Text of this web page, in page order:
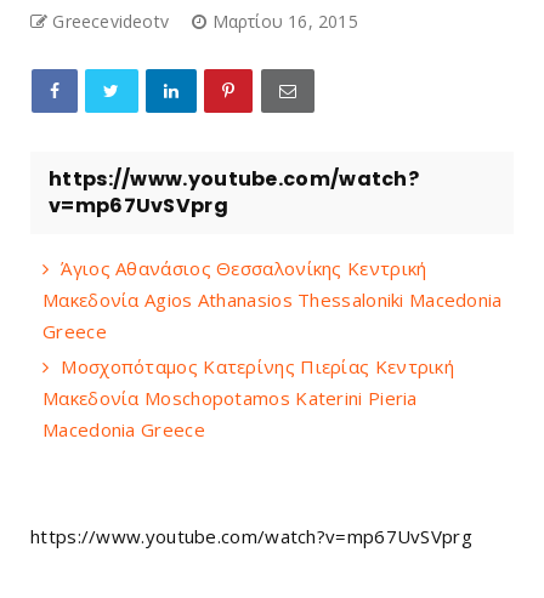
Greecevideotv Μαρτίου 16, 2015
https://www.youtube.com/watch?
v=mp67UvSVprg
Άγιος Αθανάσιος Θεσσαλονίκης Κεντρική
Μακεδονία Agios Athanasios Thessaloniki Macedonia
Greece
Μοσχοπόταμος Κατερίνης Πιερίας Κεντρική
Μακεδονία Moschopotamos Katerini Pieria
Macedonia Greece
https://www.youtube.com/watch?v=mp67UvSVprg